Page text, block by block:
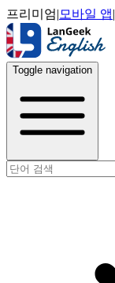
프리미엄| 모바일 앱|
Toggle navigation